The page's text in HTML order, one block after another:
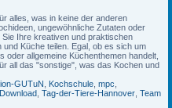
alles, was in keine der anderen
ungewöhnliche Zutaten oder
Ihre kreativen und praktischen
Küche teilen. Egal, ob es sich um
allgemeine Küchenthemen handelt,
all das "sonstige", was das Kochen und
GUTuN Kochschule mpc
Tag-der-Tiere-Hannover Team